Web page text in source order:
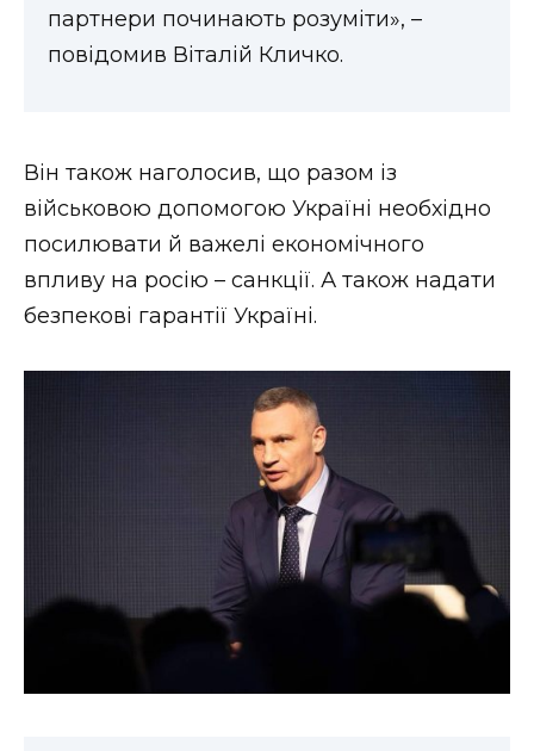
партнери починають розуміти», –
повідомив Віталій Кличко.
Він також наголосив, що разом із
військовою допомогою Україні необхідно
посилювати й важелі економічного
впливу на росію – санкції. А також надати
безпекові гарантії Україні.